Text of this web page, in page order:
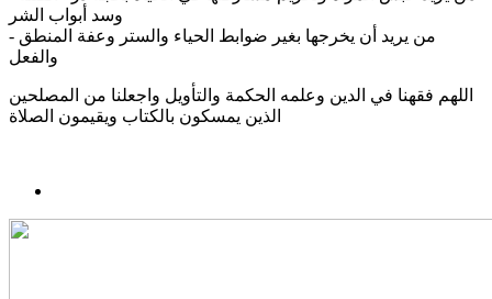
- من يريد أن يخرجها بغير ضوابط الحياء والستر وعفة المنطق
اللهم فقهنا في الدين وعلمه الحكمة والتأويل واجعلنا من المصلحين
الذين يمسكون بالكتاب ويقيمون الصلاة